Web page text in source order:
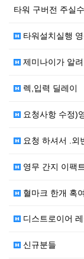
타워 구버전 주실
타워설치실행
제미나이가 알려주
렉,입력 딜레이
요청사항 수정)영
요청 하셔서 .외
영무 간지 이팩
혈마크 한개 혹
디스트로이어 레
신규분들